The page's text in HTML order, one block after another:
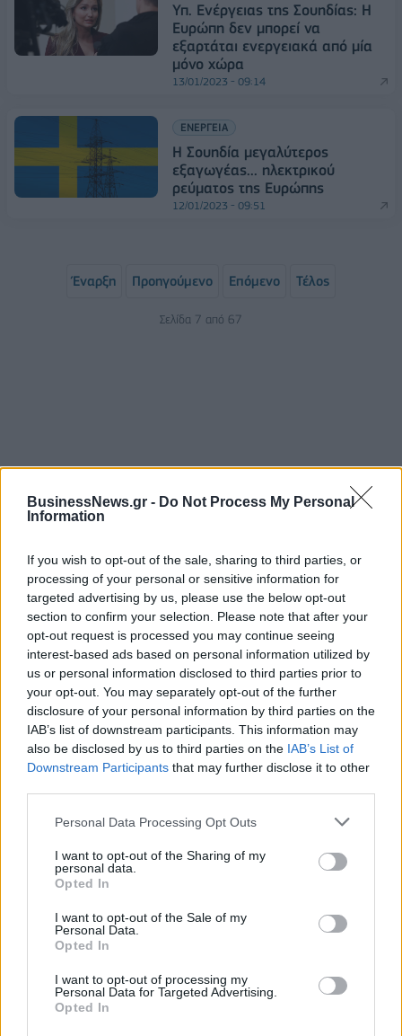
BusinessNews.gr - Do Not Process My Personal
Information
If you wish to opt-out of the sale, sharing to third parties, or
processing of your personal or sensitive information for
targeted advertising by us, please use the below opt-out
section to confirm your selection. Please note that after your
opt-out request is processed you may continue seeing
interest-based ads based on personal information utilized by
us or personal information disclosed to third parties prior to
your opt-out. You may separately opt-out of the further
disclosure of your personal information by third parties on the
IAB’s list of downstream participants. This information may
also be disclosed by us to third parties on the IAB’s List of
Downstream Participants that may further disclose it to other
Personal Data Processing Opt Outs
I want to opt-out of the Sharing of my
personal data.
Opted In
I want to opt-out of the Sale of my
Personal Data.
Opted In
I want to opt-out of processing my
Personal Data for Targeted Advertising.
Opted In
Υπ. Ενέργειας της Σουηδίας: Η
Ευρώπη δεν μπορεί να
εξαρτάται ενεργειακά από μία
μόνο χώρα
13/01/2023 - 09:14
ΕΝΕΡΓΕΙΑ
Η Σουηδία μεγαλύτερος
εξαγωγέας... ηλεκτρικού
ρεύματος της Ευρώπης
12/01/2023 - 09:51
Έναρξη Προηγούμενο Επόμενο Τέλος
Σελίδα 7 από 67
Κορυφώνεται η έξοδος του Αυγούστου – Πάνω από
56.000 επιβάτες αναχωρούν σήμερα από τα
λιμάνια της Αττικής
08/08/2026 - 14:30 ΕΛΛΑΔΑ
Δυτική Αττική: Η επόμενη ημέρα μετά τις πυρκαγιές
– Τα έργα Antinero και η «μάχη» πριν από τις
βροχές
08/08/2026 - 14:08 ΕΛΛΑΔΑ
Ειδικό Χωροταξικό για τον Τουρισμό: Οι νέοι
πίεση
08/08/2026 - 13:21 ΤΟΥΡΙΣΜΟΣ
Υπουργείο Εργασίας: Ο “χάρτης” των πληρωμών
08/08/2026 - 12:58 ΟΙΚΟΝΟΜΙΑ
Hamilton Ltd. συνάπτουν συμφωνία υπηρεσιών
μάρκετινγκ